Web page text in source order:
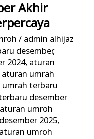
Akhir
/ admin alhijaz
desember,
2024, aturan
aturan umrah
terbaru
desember
aturan umroh
2025,
aturan umroh